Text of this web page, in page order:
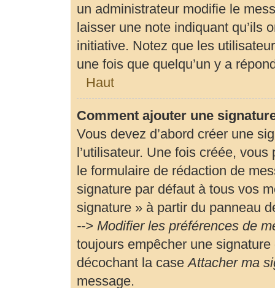
un administrateur modifie le
laisser une note indiquant qu’ils
initiative. Notez que les
une fois que quelqu’un y a
Haut
Comment ajouter une
Vous devez d’abord créer une
l’utilisateur. Une fois créée,
le formulaire de rédaction de
signature par défaut à tous vos
signature » à partir du panneau
--> Modifier les préférences de
toujours empêcher une
décochant la caseAttacher ma
message.